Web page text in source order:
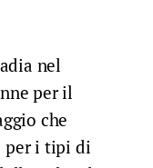
nel
per il
che
per i tipi di